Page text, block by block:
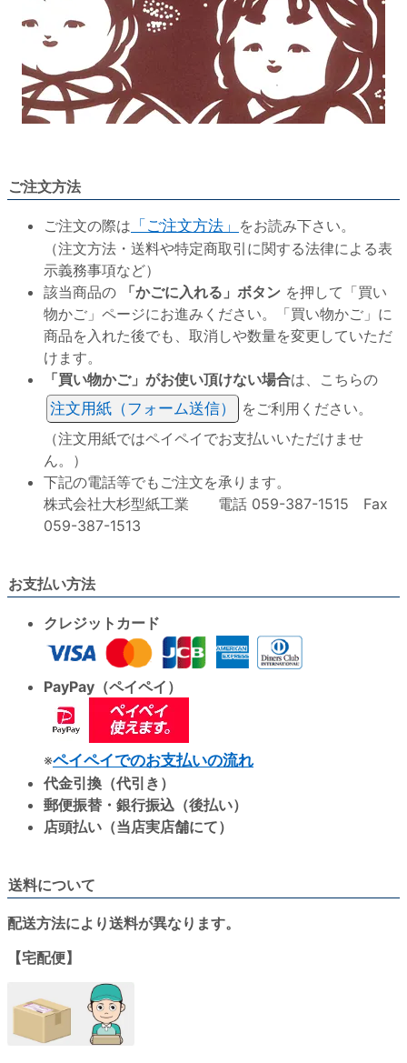
ご注文方法
ご注文の際は 「ご注文方法」 をお読み下さい。
（注文方法・送料や特定商取引に関する法律による表
示義務事項など）
該当商品の
「かごに入れる」ボタン を押して「買い
物かご」ページにお進みください。「買い物かご」に
商品を入れた後でも、取消しや数量を変更していただ
けます。
「買い物かご」がお使い頂けない場合は、こちらの
注文用紙（フォーム送信）
をご利用ください。
（注文用紙ではペイペイでお支払いいただけませ
ん。）
下記の電話等でもご注文を承ります。
株式会社大杉型紙工業 電話 059-387-1515 Fax
059-387-1513
お支払い方法
クレジットカード
PayPay（ペイペイ）
※ペイペイでのお支払いの流れ
代金引換（代引き）
郵便振替・銀行振込（後払い）
店頭払い（当店実店舗にて）
送料について
配送方法により送料が異なります。
【宅配便】